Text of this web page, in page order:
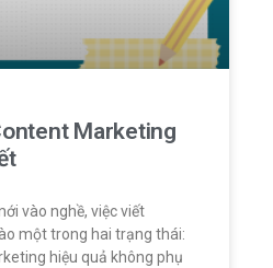
Marketing
vào nghề, việc viết
một trong hai trạng thái:
hiệu quả không phụ